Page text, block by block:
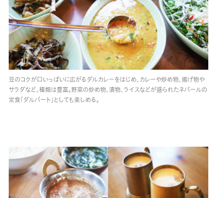
豆のコクが口いっぱいに広がるダルカレーをはじめ、カレーや炒め物、揚げ物や
サラダなど、種類は豊富。野菜の炒め物、漬物、ライスなどが盛られたネパールの
定食「ダルバート」としても楽しめる。